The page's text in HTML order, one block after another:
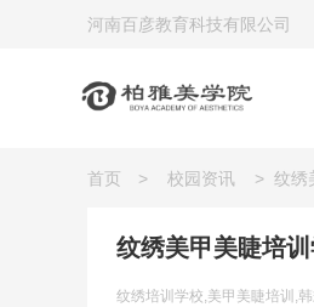
河南百彦教育科技有限公司
首页 > 校园资讯 > 纹绣
纹绣美甲美睫培
纹绣培训学校,美甲美睫培训,